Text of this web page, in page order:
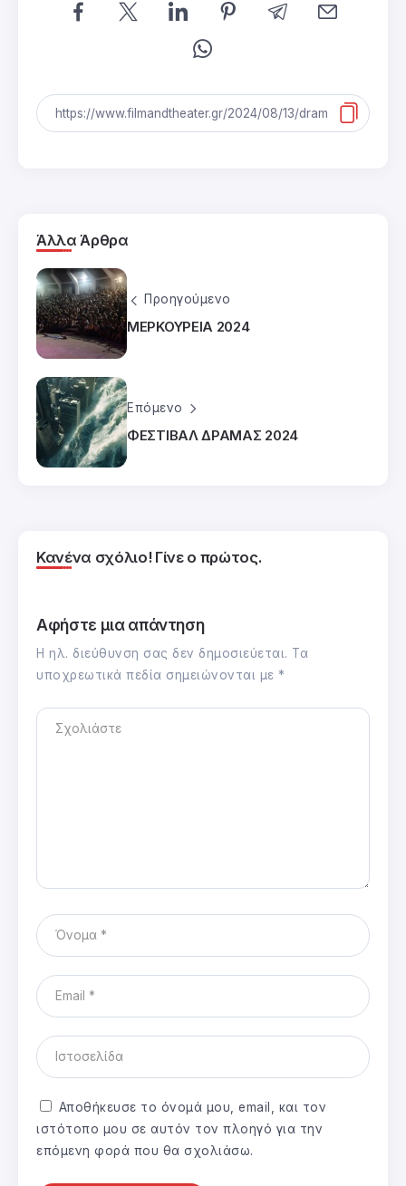
Άλλα Άρθρα
Προηγούμενο
ΜΕΡΚΟΥΡΕΙΑ 2024
Επόμενο
ΦΕΣΤΙΒΑΛ ΔΡΑΜΑΣ 2024
Κανένα σχόλιο! Γίνε ο πρώτος.
Αφήστε μια απάντηση
Η ηλ. διεύθυνση σας δεν δημοσιεύεται. Τα
υποχρεωτικά πεδία σημειώνονται με *
Αποθήκευσε το όνομά μου, email, και τον
ιστότοπο μου σε αυτόν τον πλοηγό για την
επόμενη φορά που θα σχολιάσω.